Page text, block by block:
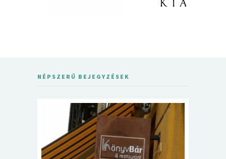
NÉPSZERŰ BEJEGYZÉSEK